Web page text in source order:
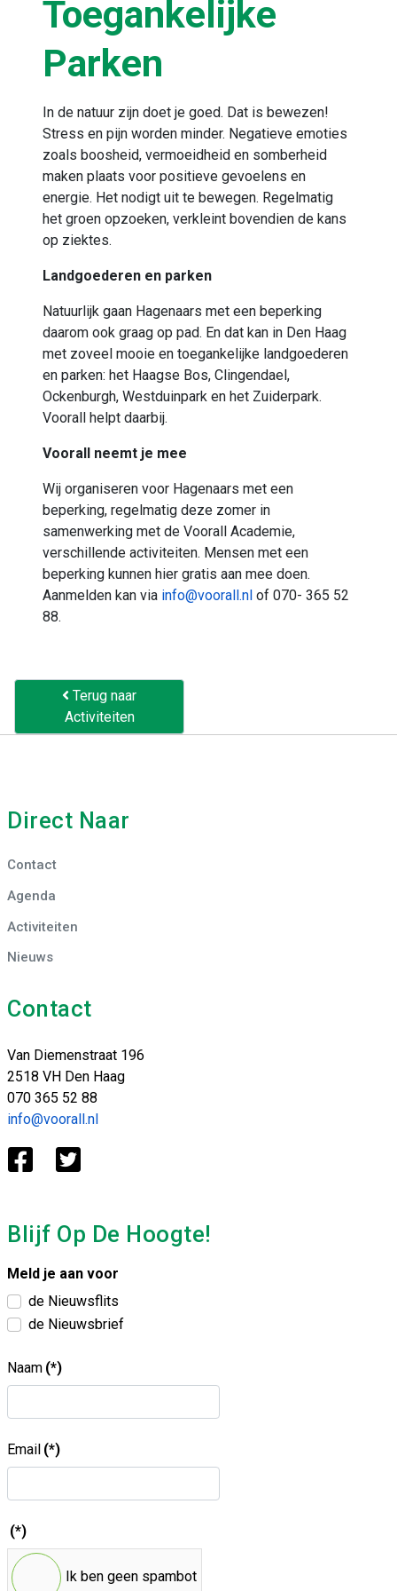
Toegankelijke
Parken
In de natuur zijn doet je goed. Dat is bewezen!
Stress en pijn worden minder. Negatieve emoties
zoals boosheid, vermoeidheid en somberheid
maken plaats voor positieve gevoelens en
energie. Het nodigt uit te bewegen. Regelmatig
het groen opzoeken, verkleint bovendien de kans
op ziektes.
Landgoederen en parken
Natuurlijk gaan Hagenaars met een beperking
daarom ook graag op pad. En dat kan in Den Haag
met zoveel mooie en toegankelijke landgoederen
en parken: het Haagse Bos, Clingendael,
Ockenburgh, Westduinpark en het Zuiderpark.
Voorall helpt daarbij.
Voorall neemt je mee
Wij organiseren voor Hagenaars met een
beperking, regelmatig deze zomer in
samenwerking met de Voorall Academie,
verschillende activiteiten. Mensen met een
beperking kunnen hier gratis aan mee doen.
Aanmelden kan via info@voorall.nl of 070- 365 52
88.
Terug naar
Activiteiten
Direct Naar
Contact
Agenda
Activiteiten
Nieuws
Contact
Van Diemenstraat 196
2518 VH Den Haag
070 365 52 88
info@voorall.nl
Blijf Op De Hoogte!
Meld je aan voor
de Nieuwsflits
de Nieuwsbrief
Naam (*)
Email (*)
(*)
Ik ben geen spambot